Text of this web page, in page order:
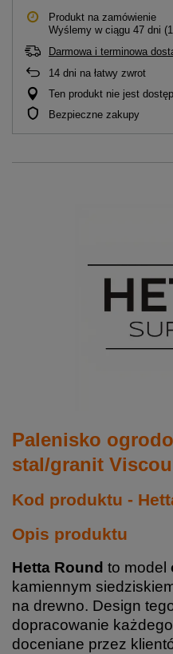
Produkt na zamówienie
Wyślemy w ciągu 47 dni
Darmowa i terminowa
14 dni na łatwy zwrot
Ten produkt nie jest
Bezpieczne zakupy
Palenisko
stal/granit
Kod produktu -
Opis produktu
Hetta Round to model
kamiennym
na drewno. Design
dopracowanie
doceniane przez